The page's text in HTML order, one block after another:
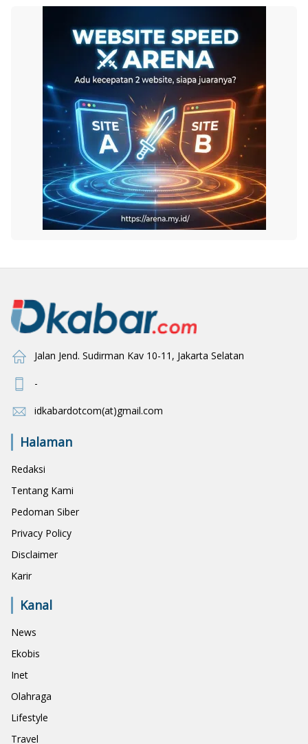
Jalan Jend. Sudirman Kav 10-11, Jakarta Selatan
-
idkabardotcom(at)gmail.com
Halaman
Redaksi
Tentang Kami
Pedoman Siber
Privacy Policy
Disclaimer
Karir
Kanal
News
Ekobis
Inet
Olahraga
Lifestyle
Travel